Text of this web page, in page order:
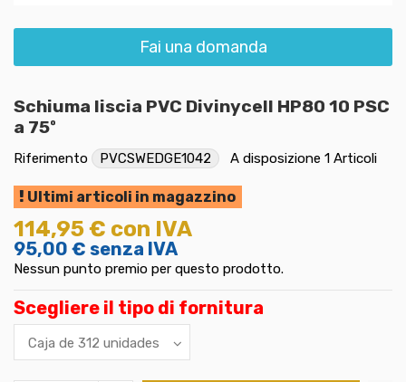
Fai una domanda
Schiuma liscia PVC Divinycell HP80 10 PSC
a 75º
Riferimento PVCSWEDGE1042 A disposizione 1 Articoli
Ultimi articoli in magazzino
114,95 € con IVA
95,00 € senza IVA
Nessun punto premio per questo prodotto.
Scegliere il tipo di fornitura